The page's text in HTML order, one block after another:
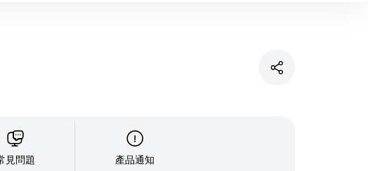
見問題 產品通知